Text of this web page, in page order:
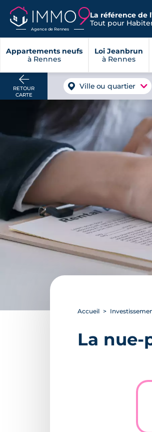
Agence de Rennes
La référence de
Tout pour
Appartements neufs
à Rennes
Loi Jeanbrun
à Rennes
RETOUR
CARTE
Ville ou quartier
Accueil
La nue-